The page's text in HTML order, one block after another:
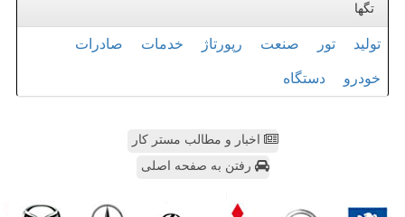
تگها
تولید تور صنعت رپورتاژ خدمات صادرات
خودرو دستگاه
اخبار و مطالب مستر کار
رفتن به صفحه اصلی